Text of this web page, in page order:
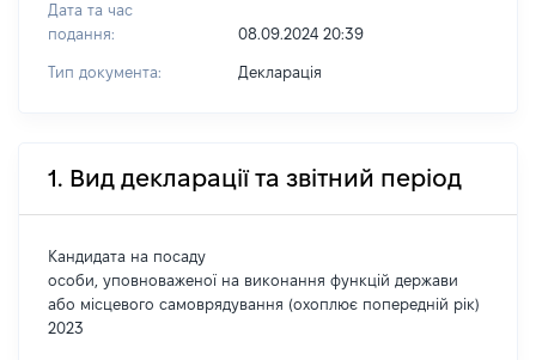
Дата та час
подання:
08.09.2024 20:39
Тип документа: Декларація
1. Вид декларації та звітний період
Кандидата на посаду
особи, уповноваженої на виконання функцій держави
або місцевого самоврядування (охоплює попередній рік)
2023